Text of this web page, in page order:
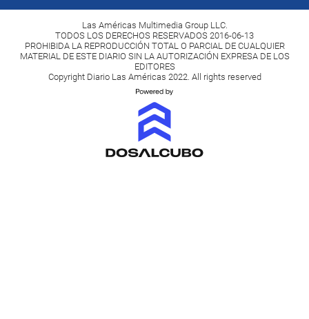
Las Américas Multimedia Group LLC.
TODOS LOS DERECHOS RESERVADOS 2016-06-13
PROHIBIDA LA REPRODUCCIÓN TOTAL O PARCIAL DE CUALQUIER
MATERIAL DE ESTE DIARIO SIN LA AUTORIZACIÓN EXPRESA DE LOS
EDITORES
Copyright Diario Las Américas 2022. All rights reserved